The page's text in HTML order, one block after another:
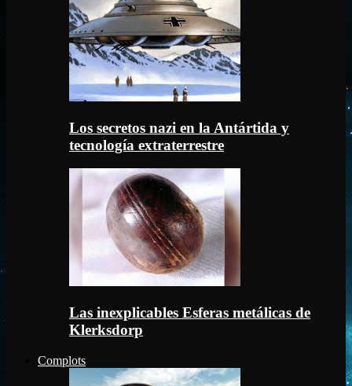
Los secretos nazi en la Antártida y
tecnología extraterrestre
Las inexplicables Esferas metálicas de
Klerksdorp
Complots